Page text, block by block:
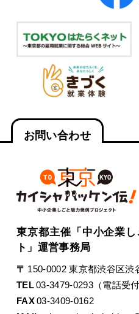
お問い合わせ
東京都主催「中小企業
ト」運営事務局
〒 150-0002 東京都渋谷区渋
TEL03-3479-0293（電話受
FAX03-3409-0162